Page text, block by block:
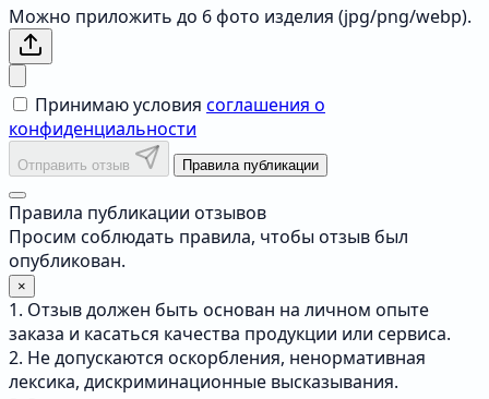
Можно приложить до 6 фото изделия (jpg/png/webp).
Принимаю условия соглашения о
конфиденциальности
Отправить отзыв Правила публикации
Правила публикации отзывов
Просим соблюдать правила, чтобы отзыв был
опубликован.
×
1. Отзыв должен быть основан на личном опыте
заказа и касаться качества продукции или сервиса.
2. Не допускаются оскорбления, ненормативная
лексика, дискриминационные высказывания.